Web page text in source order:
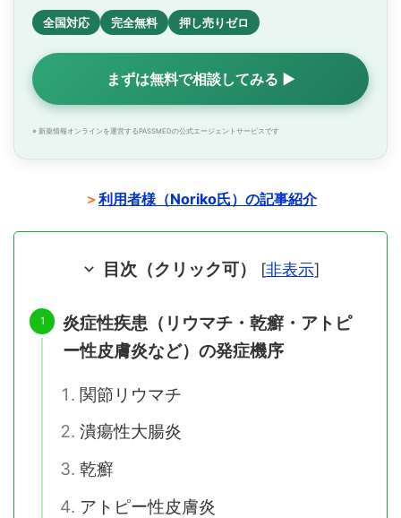
全国対応 完全無料 押し売りゼロ
まずは無料で相談してみる ▶
※ 新薬情報オンラインを運営するPASSMEDの公式エージェントサービスです
＞利用者様（Noriko氏）の記事紹介
目次（クリック可） [非表示]
炎症性疾患（リウマチ・乾癬・アトピ
ー性皮膚炎など）の発症機序
関節リウマチ
潰瘍性大腸炎
乾癬
アトピー性皮膚炎